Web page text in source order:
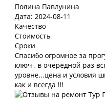
Полина Павлунина
Дата: 2024-08-11
Качество
Стоимость
Сроки
Спасибо огромное за
ключ , в очередной раз
уровне...цена и условия
как и всегда !!!